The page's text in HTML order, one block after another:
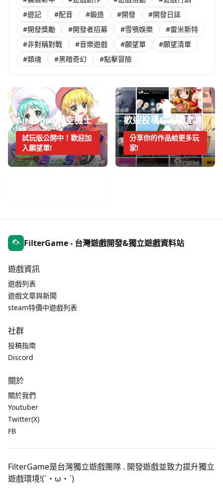
#遊記
#配音 #鍛造 #開發
#開發日誌
#開發獎勵
#開發者招募 #雪鴞娛樂
#雷米斯特
#非對稱對戰
#音樂遊戲 #願望單
#願望清單
#類魂
#黑暗奇幻 #點擊冒險
AirBoost:天空機士
試玩版公開中！歡迎加
入願望單!
歡迎投稿你的遊戲!
分享你的作品給更多玩
家!
FilterGame - 台灣遊戲開發&獨立遊戲資料站
遊戲資訊
遊戲列表
遊戲文章與新聞
steam特價中遊戲列表
社群
投稿指南
Discord
關於
關於我們
Youtuber
Twitter(X)
FB
FilterGame是台灣獨立遊戲團隊 . 開發遊戲並致力提升獨立
遊戲環境!(`・ω・´)